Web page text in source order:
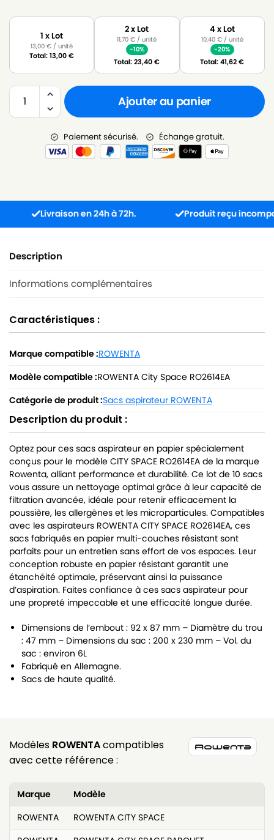
1 x Lot
13,00€ / unité
Total:13,00€
2 x Lot
11,70€ / unité
-10%
Total:23,40€
4 x Lot
10,40 €/ unité
-20%
Total:41,62€
Ajouter au panier
Paiement sécurisé. Échange gratuit.
Livraison en 24h à 72h. Produit reçu
Description
Informations complémentaires
Caractéristiques :
Marque compatible :ROWENTA
Modèle compatible :ROWENTA City Space RO2614EA
Catégorie de produit :Sacs aspirateur ROWENTA
Description du produit :
Optez pour ces sacs aspirateur en papier spécialement
conçus pour le modèle CITY SPACE RO2614EA de la marque
Rowenta, alliant performance et durabilité. Ce lot de 10 sacs
vous assure un nettoyage optimal grâce à leur capacité de
filtration avancée, idéale pour retenir efficacement la
poussière, les allergènes et les microparticules. Compatibles
avec les aspirateurs ROWENTA CITY SPACE RO2614EA, ces
sacs fabriqués en papier multi-couches résistant sont
parfaits pour un entretien sans effort de vos espaces. Leur
conception robuste en papier résistant garantit une
étanchéité optimale, préservant ainsi la puissance
d’aspiration. Faites confiance à ces sacs aspirateur pour
une propreté impeccable et une efficacité longue durée.
Dimensions de l’embout : 92 x 87 mm – Diamètre du trou
: 47 mm – Dimensions du sac : 200 x 230 mm – Vol. du
sac : environ 6L
Fabriqué en Allemagne.
Sacs de haute qualité.
Modèles ROWENTAcompatibles
avec cette référence :
Marque
Modèle
ROWENTA
ROWENTA CITY SPACE